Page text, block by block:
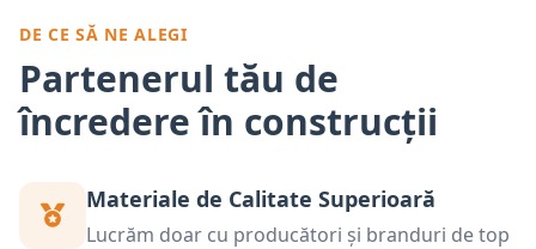
DE CE SĂ NE ALEGI
Partenerul tău de
încredere în construcții
Materiale de Calitate Superioară
Lucrăm doar cu producători și branduri de top